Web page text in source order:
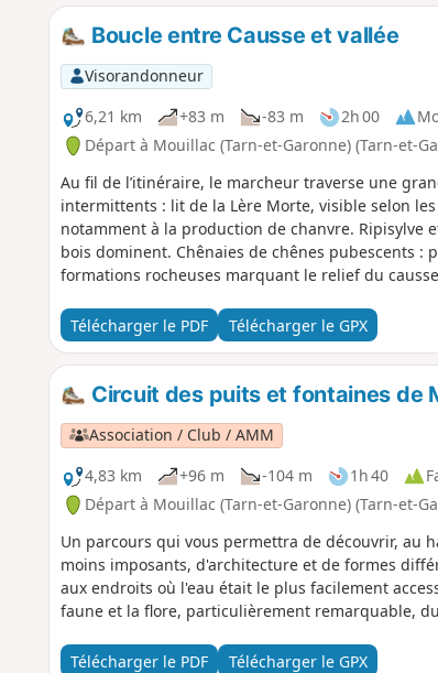
Boucle entre Causse et vallée
Visorandonneur
6,21 km
+83 m -83 m 2h 00
Départ à Mouillac (Tarn-et-Garonne) (Tarn-et-
Au fil de l’itinéraire, le marcheur traverse une
intermittents : lit de la Lère Morte, visible selon
notamment à la production de chanvre. Ripisylve
bois dominent. Chênaies de chênes pubescents :
formations rocheuses marquant le relief du
Télécharger le PDF
Télécharger le GPX
Circuit des puits et fontaines de
Association / Club / AMM
4,83 km
+96 m -104 m 1h 40
Départ à Mouillac (Tarn-et-Garonne) (Tarn-et-
Un parcours qui vous permettra de découvrir, au
moins imposants, d'architecture et de formes
aux endroits où l'eau était le plus facilement
faune et la flore, particulièrement remarquable,
Télécharger le PDF Télécharger le GPX